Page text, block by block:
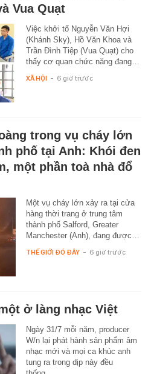
Vua Quạt
Việc khởi tố Nguyễn Văn Hợi
(Khánh Sky), Hồ Văn Khoa và
Trần Đình Tiệp (Vua Quạt) cho
thấy cơ quan chức năng đang…
XÃ HỘI - 6 giờ trước
trong vụ cháy lớn
phố tại Anh: Khói đen
một phần toà nhà đổ
Một vụ cháy lớn xảy ra tại cửa
hàng thời trang ở trung tâm
thành phố Salford, Greater
Manchester (Anh), đang được…
THẾ GIỚI ĐÓ ĐÂY - 6 giờ trước
ở làng nhạc Việt
Ngày 31/7 mỗi năm, producer
W/n lại phát hành sản phẩm âm
nhạc mới và mọi ca khúc anh
tung ra trong dịp này đều